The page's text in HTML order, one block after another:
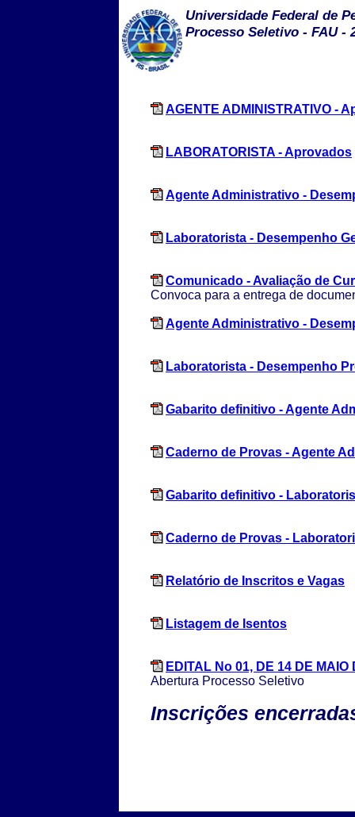
Universidade Federal de
Processo Seletivo - FAU -
AGENTE ADMINISTRATIVO -
LABORATORISTA - Aprovados
Agente Administrativo -
Laboratorista - Desempenho
Comunicado - Avaliação de
Convoca para a entrega de
Agente Administrativo -
Laboratorista - Desempenho
Gabarito definitivo - Agente
Caderno de Provas - Agente
Gabarito definitivo -
Caderno de Provas -
Relatório de Inscritos e Vagas
Listagem de Isentos
EDITAL No 01, DE 14 DE MAIO
Abertura Processo Seletivo
Inscrições